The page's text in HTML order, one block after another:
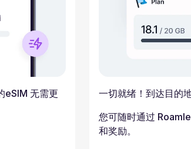
eSIM 无需更
一切就绪！到达目的
您可随时通过
和奖励。